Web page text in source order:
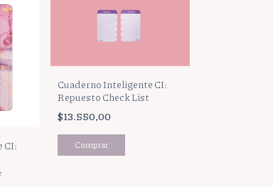
CI:
Cuaderno Inteligente CI:
Repuesto Check List
$13.550,00